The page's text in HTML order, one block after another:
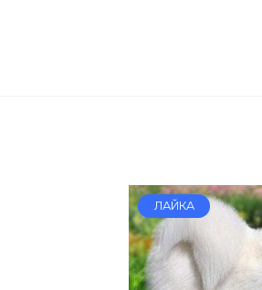
ЛАЙКА